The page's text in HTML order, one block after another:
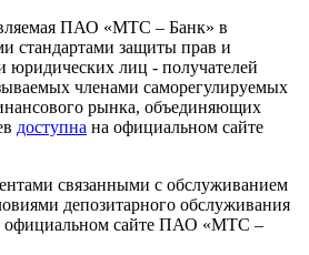
ПАО «МТС – Банк» в
стандартами защиты прав и
юридических лиц - получателей
членами саморегулируемых
рынка, объединяющих
доступна на официальном сайте
связанными с обслуживанием
депозитарного обслуживания
официальном сайте ПАО «МТС –